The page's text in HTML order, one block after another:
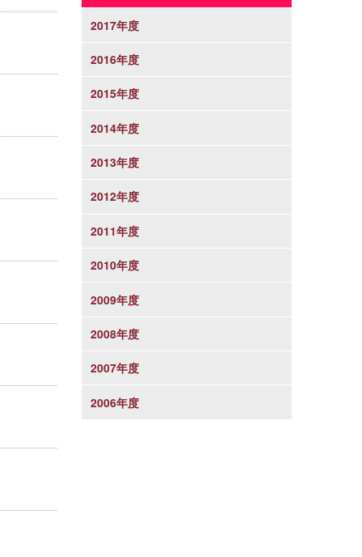
2017年度
2016年度
2015年度
2014年度
2013年度
2012年度
2011年度
2010年度
2009年度
2008年度
2007年度
2006年度